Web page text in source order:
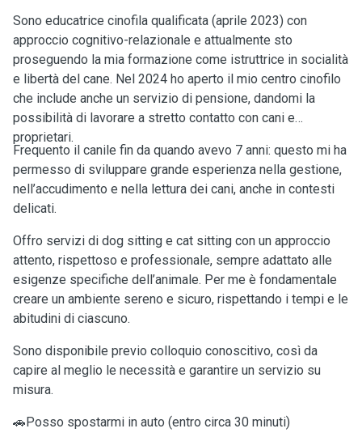
Sono educatrice cinofila qualificata (aprile 2023) con
approccio cognitivo-relazionale e attualmente sto
proseguendo la mia formazione come istruttrice in socialità
e libertà del cane. Nel 2024 ho aperto il mio centro cinofilo
che include anche un servizio di pensione, dandomi la
possibilità di lavorare a stretto contatto con cani e
proprietari.
Frequento il canile fin da quando avevo 7 anni: questo mi ha
permesso di sviluppare grande esperienza nella gestione,
nell’accudimento e nella lettura dei cani, anche in contesti
delicati.
Offro servizi di dog sitting e cat sitting con un approccio
attento, rispettoso e professionale, sempre adattato alle
esigenze specifiche dell’animale. Per me è fondamentale
creare un ambiente sereno e sicuro, rispettando i tempi e le
abitudini di ciascuno.
Sono disponibile previo colloquio conoscitivo, così da
capire al meglio le necessità e garantire un servizio su
misura.
🚗Posso spostarmi in auto (entro circa 30 minuti)